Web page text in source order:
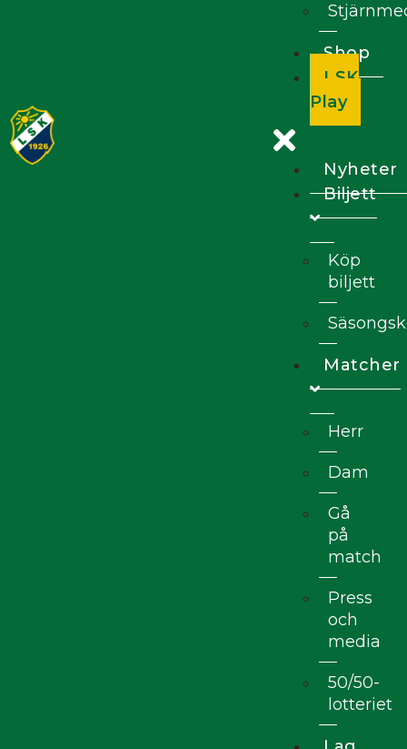
Shop
LSK
Play
Nyheter
Biljett
Köp
biljett
Matcher
Herr
Dam
Gå
på
match
Press
och
media
50/50-
lotteriet